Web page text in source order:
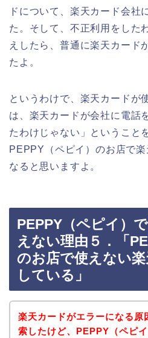
ドについて、楽天カード会社
た。そして、不正利用をした
えしたら、普通に楽天カード
たよ。
というわけで、楽天カードが
は、楽天カードが会社に電話
たわけじゃない」ということ
PEPPY（ペピイ）のお店で
なると思いますよ。
PEPPY（ペピイ）
えない理由５．「
のお店で使えない
している」
楽天カードがエラーになる原
索したけど、PEPPY（ペピ